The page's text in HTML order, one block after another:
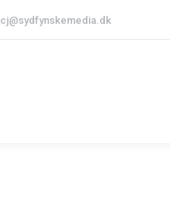
cj@sydfynskemedia.dk